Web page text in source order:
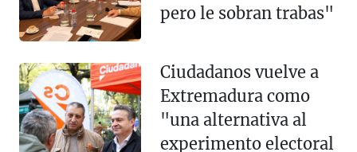
pero le sobran trabas"
Ciudadanos vuelve a
Extremadura como
"una alternativa al
experimento electoral